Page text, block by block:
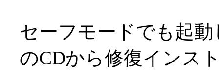
セーフモードでも起
のCDから修復インス